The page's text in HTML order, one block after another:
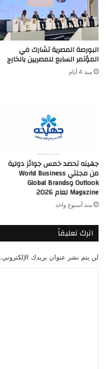
البورصة المصرية تشارك في
المؤتمر السابع للمصريين بالخارج
منذ 4 أيام
جهينه تحصد خمس جوائز دولية
من مجلتي World Business
Outlook وGlobal Brands
Magazine لعام 2026
منذ أسبوع واحد
اترك تعليقاً
لن يتم نشر عنوان بريدك الإلكتروني.